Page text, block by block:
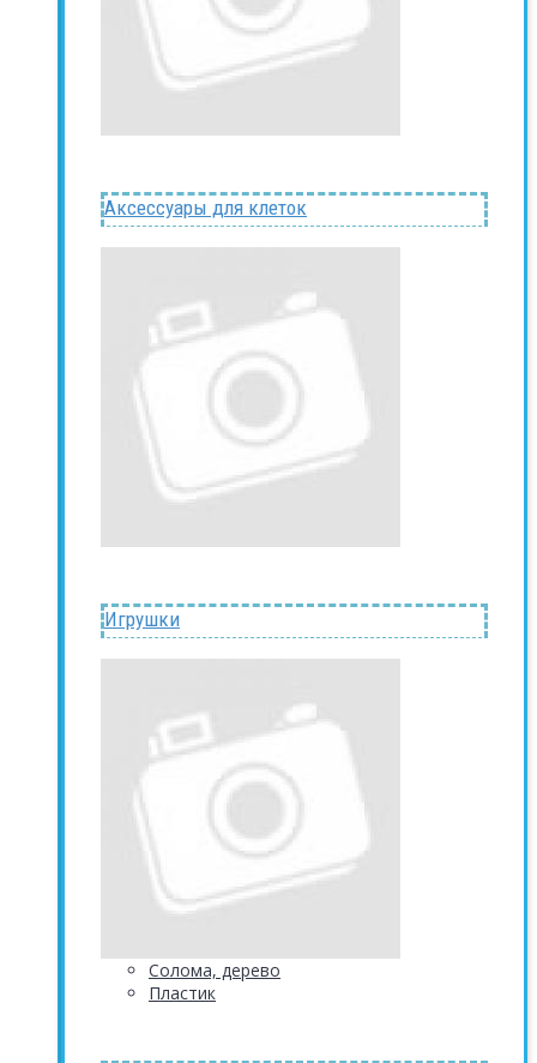
Аксессуары для клеток
Игрушки
Солома, дерево
Пластик